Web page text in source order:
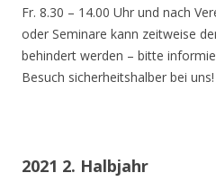
Fr. 8.30 – 14.00 Uhr und nach
oder Seminare kann zeitweise
behindert werden – bitte
Besuch sicherheitshalber bei uns!
2021 2. Halbjahr